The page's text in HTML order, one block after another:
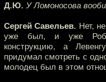
Д.Ю. У Ломоносова
Сергей Савельев. Нет,
уже был, и уже
конструкцию, а
придумал смотреть с
молодец был в этом